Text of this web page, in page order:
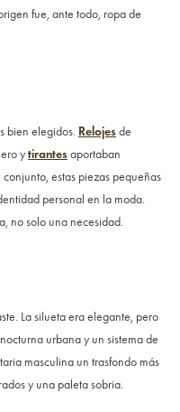
fue, ante todo, ropa de
bien elegidos. Relojesde
ytirantesaportaban
estas piezas pequeñas
personal en la moda.
no solo una necesidad.
La silueta era elegante, pero
urbana y un sistema de
masculina un trasfondo más
y una paleta sobria.